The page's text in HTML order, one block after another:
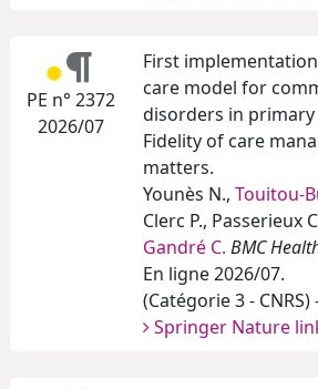
PE n° 2372
2026/07
First
care model for
disorders in primary
Fidelity of care
matters.
Younès N., Touitou-
Clerc P., Passerieux
Gandré C. BMC
En ligne 2026/07.
(Catégorie 3 - CNRS)
Springer Nature